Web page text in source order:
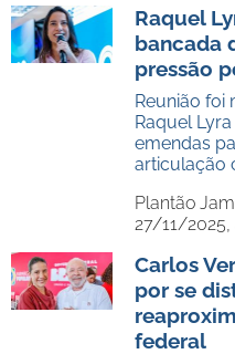
Raquel
bancada
pressão
Reunião foi
Raquel
emendas
articulação
Plantão
27/11/2025,
Carlos
por se
federal